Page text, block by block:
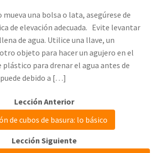
mueva una bolsa o lata, asegúrese de
de elevación adecuada. Evite levantar
de agua. Utilice una llave, un
objeto para hacer un agujero en el
para drenar el agua antes de
debido a […]
de cubos de basura: lo básico